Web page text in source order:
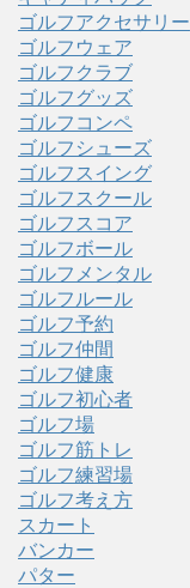
ゴルフアクセサリー
ゴルフウェア
ゴルフクラブ
ゴルフグッズ
ゴルフコンペ
ゴルフシューズ
ゴルフスイング
ゴルフスクール
ゴルフスコア
ゴルフボール
ゴルフメンタル
ゴルフルール
ゴルフ予約
ゴルフ仲間
ゴルフ健康
ゴルフ初心者
ゴルフ場
ゴルフ筋トレ
ゴルフ練習場
ゴルフ考え方
スカート
バンカー
パター